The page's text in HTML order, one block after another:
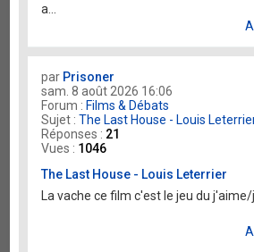
a...
par Prisoner
sam. 8 août 2026 16:06
Forum :Films & Débats
Sujet :The Last House - Louis
Réponses : 21
Vues : 1046
The Last House - Louis Leterrier
La vache ce film c'est le jeu du